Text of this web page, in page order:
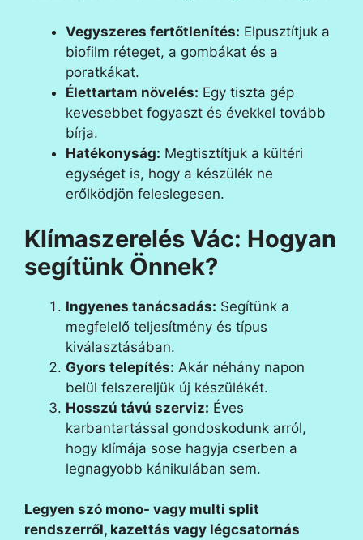
Vegyszeres fertőtlenítés: Elpusztítjuk a
biofilm réteget, a gombákat és a
poratkákat.
Élettartam növelés: Egy tiszta gép
kevesebbet fogyaszt és évekkel tovább
bírja.
Hatékonyság: Megtisztítjuk a kültéri
egységet is, hogy a készülék ne
erőlködjön feleslegesen.
Klímaszerelés Vác: Hogyan
segítünk Önnek?
Ingyenes tanácsadás: Segítünk a
megfelelő teljesítmény és típus
kiválasztásában.
Gyors telepítés: Akár néhány napon
belül felszereljük új készülékét.
Hosszú távú szerviz: Éves
karbantartással gondoskodunk arról,
hogy klímája sose hagyja cserben a
legnagyobb kánikulában sem.
Legyen szó mono- vagy multi split
rendszerről, kazettás vagy légcsatornás